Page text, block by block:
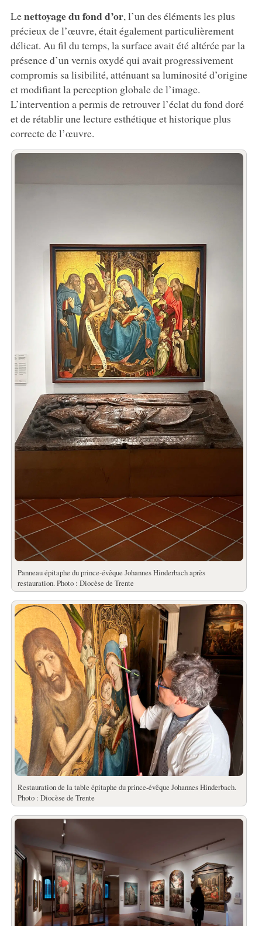
Lenettoyage du fond d’or, l’un des éléments les plus
précieux de l’œuvre, était également particulièrement
délicat. Au fil du temps, la surface avait été altérée par la
présence d’un vernis oxydé qui avait progressivement
compromis sa lisibilité, atténuant sa luminosité d’origine
et modifiant la perception globale de l’image.
L’intervention a permis de retrouver l’éclat du fond doré
et de rétablir une lecture esthétique et historique plus
correcte de l’œuvre.
Panneau épitaphe du prince-évêque Johannes Hinderbach après
restauration. Photo : Diocèse de Trente
Restauration de la table épitaphe du prince-évêque Johannes Hinderbach.
Photo : Diocèse de Trente